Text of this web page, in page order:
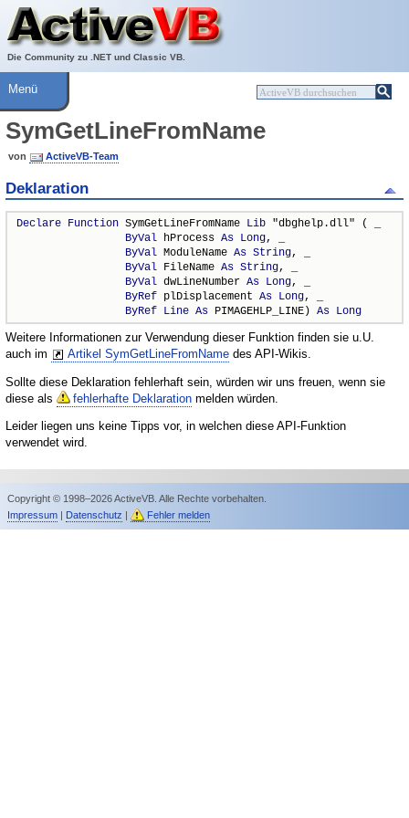
Die Community zu .NET und Classic VB.
Über ActiveVB
Hilfe
Menü
SymGetLineFromName
von ActiveVB-Team
Deklaration
Declare Function SymGetLineFromName Lib "dbghelp.dll" ( _
ByVal hProcess As Long, _
ByVal ModuleName As String, _
ByVal FileName As String, _
ByVal dwLineNumber As Long, _
ByRef plDisplacement As Long, _
ByRef Line As PIMAGEHLP_LINE) As Long
Weitere Informationen zur Verwendung dieser Funktion finden sie u.U.
auch im
Artikel SymGetLineFromName des API-Wikis.
Sollte diese Deklaration fehlerhaft sein, würden wir uns freuen, wenn sie
diese als
fehlerhafte Deklaration melden würden.
Leider liegen uns keine Tipps vor, in welchen diese API-Funktion
verwendet wird.
Copyright © 1998–2026 ActiveVB. Alle Rechte vorbehalten.
Impressum| Datenschutz | Fehler melden